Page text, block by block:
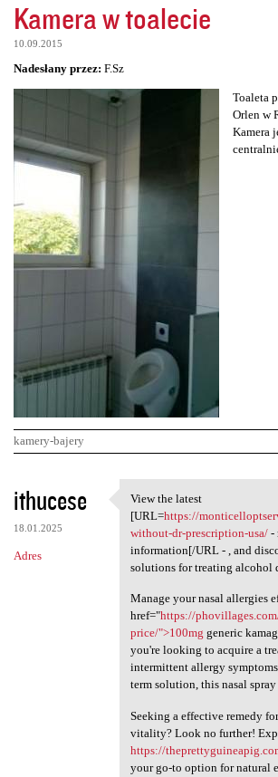
Kamera w toalecie
10.09.2015
Nadesłany przez: F.Sz
Toaleta
Orlen w
Kamera
kamery-bajery
K
o
m
e
ithucese
18.01.2025
Adres
View the latest
View the latest
[URL=https://
without-dr-prescription-usa/-
information[/URL - , and
solutions for treating alcohol
Manage your nasal allergies
href="https://
price/">100mg generic
you're looking to acquire a
intermittent allergy
term solution, this nasal spray
Seeking a effective remedy
vitality? Look no further!
https://
your go-to option for natural